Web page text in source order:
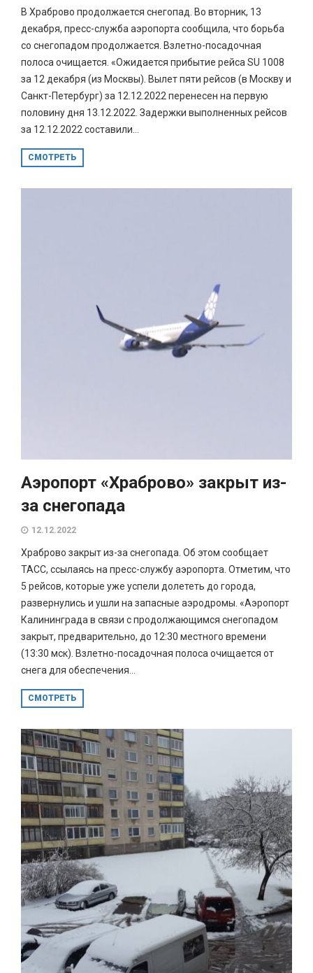
В Храброво продолжается снегопад. Во вторник, 13
декабря, пресс-служба аэропорта сообщила, что борьба
со снегопадом продолжается. Взлетно-посадочная
полоса очищается. «Ожидается прибытие рейса SU 1008
за 12 декабря (из Москвы). Вылет пяти рейсов (в Москву и
Санкт-Петербург) за 12.12.2022 перенесен на первую
половину дня 13.12.2022. Задержки выполненных рейсов
за 12.12.2022 составили...
СМОТРЕТЬ
Аэропорт «Храброво» закрыт из-
за снегопада
12.12.2022
Храброво закрыт из-за снегопада. Об этом сообщает
ТАСС, ссылаясь на пресс-службу аэропорта. Отметим, что
5 рейсов, которые уже успели долететь до города,
развернулись и ушли на запасные аэродромы. «Аэропорт
Калининграда в связи с продолжающимся снегопадом
закрыт, предварительно, до 12:30 местного времени
(13:30 мск). Взлетно-посадочная полоса очищается от
снега для обеспечения...
СМОТРЕТЬ